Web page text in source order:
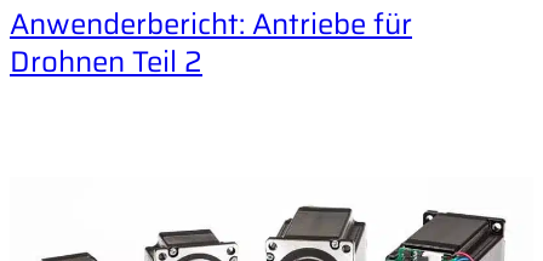
Anwenderbericht: Antriebe für
Drohnen Teil 2